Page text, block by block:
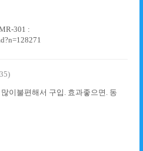
301 :
이불편해서 구입. 효과좋으면. 동